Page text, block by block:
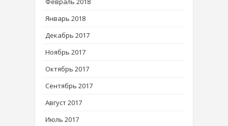
Январь 2018
Декабрь 2017
Ноябрь 2017
Октябрь 2017
Сентябрь 2017
Август 2017
Июль 2017